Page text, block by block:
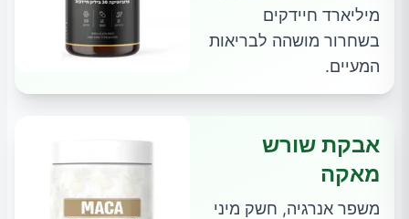
מיליארד חיידקים
בשחרור מושהה לבריאות
המעיים.
אבקת שורש
מאקה
משפר אנרגיה, חשק מיני